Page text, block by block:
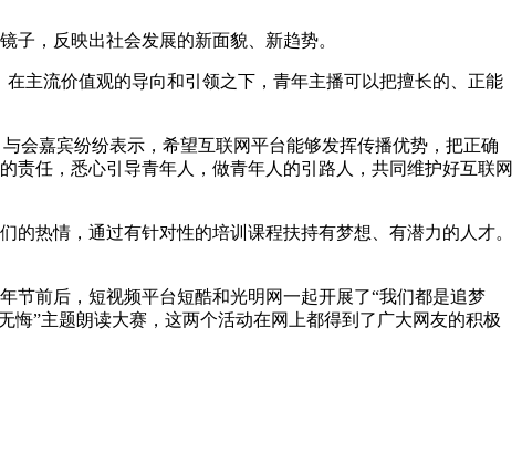
子，反映出社会发展的新面貌、新趋势。
主流价值观的导向和引领之下，青年主播可以把擅长的、正能
会嘉宾纷纷表示，希望互联网平台能够发挥传播优势，把正确
责任，悉心引导青年人，做青年人的引路人，共同维护好互联网
热情，通过有针对性的培训课程扶持有梦想、有潜力的人才。
节前后，短视频平台短酷和光明网一起开展了“我们都是追梦
悔”主题朗读大赛，这两个活动在网上都得到了广大网友的积极